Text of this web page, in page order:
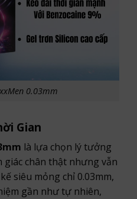
0.03mm
Gian
là lựa chọn lý tưởng
giác chân thật nhưng vẫn
siêu mỏng chỉ 0.03mm,
gần như tự nhiên,